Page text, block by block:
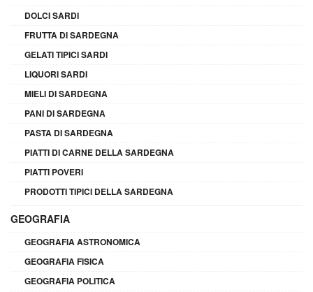
DOLCI SARDI
FRUTTA DI SARDEGNA
GELATI TIPICI SARDI
LIQUORI SARDI
MIELI DI SARDEGNA
PANI DI SARDEGNA
PASTA DI SARDEGNA
PIATTI DI CARNE DELLA SARDEGNA
PIATTI POVERI
PRODOTTI TIPICI DELLA SARDEGNA
GEOGRAFIA
GEOGRAFIA ASTRONOMICA
GEOGRAFIA FISICA
GEOGRAFIA POLITICA